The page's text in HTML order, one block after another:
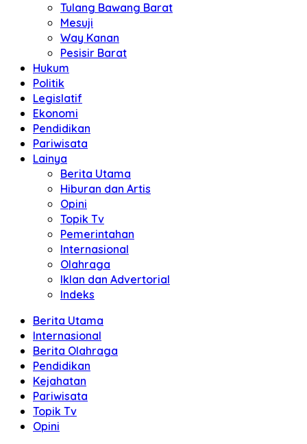
Tulang Bawang Barat
Mesuji
Way Kanan
Pesisir Barat
Hukum
Politik
Legislatif
Ekonomi
Pendidikan
Pariwisata
Lainya
Berita Utama
Hiburan dan Artis
Opini
Topik Tv
Pemerintahan
Internasional
Olahraga
Iklan dan Advertorial
Indeks
Berita Utama
Internasional
Berita Olahraga
Pendidikan
Kejahatan
Pariwisata
Topik Tv
Opini